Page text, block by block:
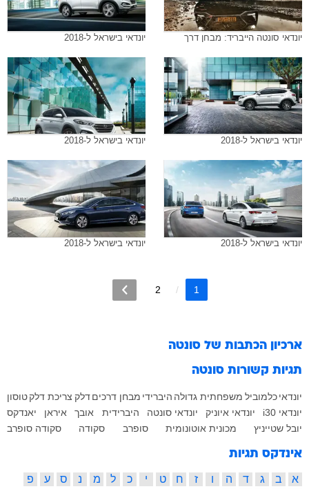
יונדאי סונטה הייבריד: מבחן דרך יונדאי בישראל ל-2018
יונדאי בישראל ל-2018 יונדאי בישראל ל-2018
יונדאי בישראל ל-2018 יונדאי בישראל ל-2018
1
2
ארכיון הכתבות של סונטה
תגיות קשורות סונטה
יונדאי כלמוביל משפחתית גדולה היברידי מבחן דרכים דלק צריכת דלקטוסון
יונדאי i30
יונדאי איוניק יונדאי סונטה היברידית אובך איראן
יאנדקס
יובל שטייניץ
מכונית אוטונומית סופרב סקודה סקודה סופרב
אינדקס תגיות
א ב ג ד ה ו ז ח ט י כ ל מ נ ס ע
פ